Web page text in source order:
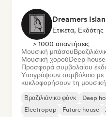
Dreamers
Ετικέτα, Εκδότης
> 1000 απαντήσεις
Μουσική μπάσου
Μουσική χορούDeep house
Προσφορά συμβολαίου
Υπογράψουν συμβόλαιο με
κυκλοφορήσουν τη
Βραζιλιάνικο φάνκ Deep
Electropop
Future house